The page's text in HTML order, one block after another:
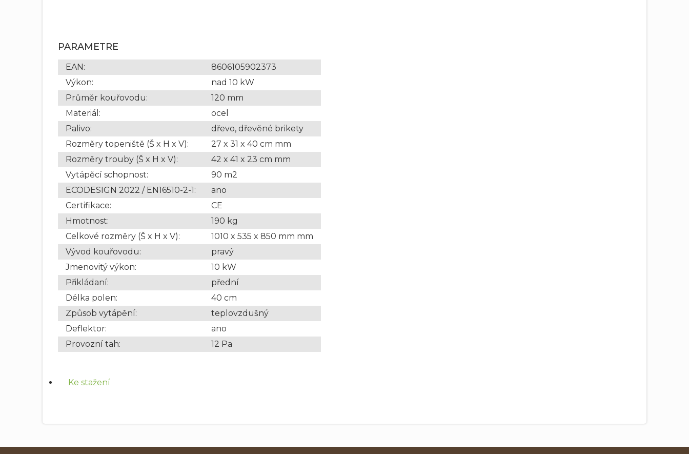
PARAMETRE
EAN:
8606105902373
Výkon:
nad 10 kW
Průměr kouřovodu:
120 mm
Materiál :
ocel
Palivo:
dřevo, dřevěné brikety
Rozměry topeniště (Š x H x V):
27 x 31 x 40 cm mm
Rozměry trouby (Š x H x V):
42 x 41 x 23 cm mm
Vytápěcí schopnost:
90 m2
ECODESIGN 2022 / EN16510-2-1:
ano
Certifikace:
CE
Hmotnost:
190 kg
Celkové rozměry (Š x H x V):
1010 x 535 x 850 mm mm
Vývod kouřovodu:
pravý
Jmenovitý výkon:
10 kW
Přikládaní:
přední
Délka polen:
40 cm
Způsob vytápění:
teplovzdušný
Deflektor:
ano
Provozní tah: 12 Pa
Ke stažení